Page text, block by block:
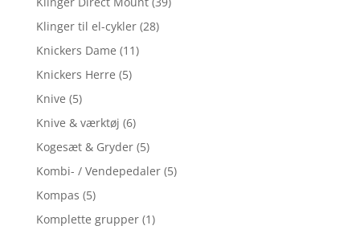
Klinger til el-cykler (28)
Knickers Dame (11)
Knickers Herre (5)
Knive (5)
Knive & værktøj (6)
Kogesæt & Gryder (5)
Kombi- / Vendepedaler (5)
Kompas (5)
Komplette grupper (1)